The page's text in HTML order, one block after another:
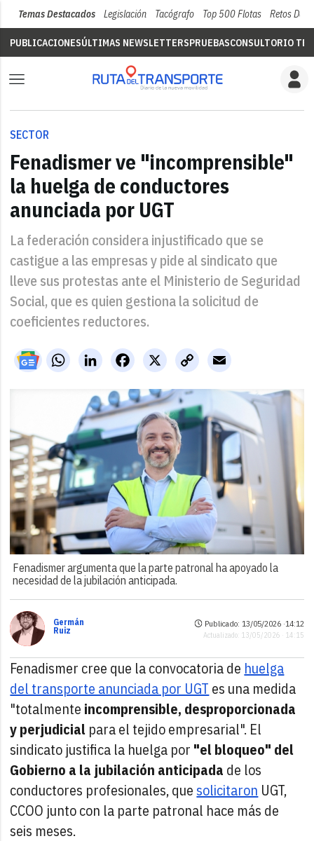
Temas Destacados Legislación Tacógrafo Top 500 Flotas Retos Del
PUBLICACIONESÚLTIMAS NEWSLETTERSPRUEBASCONSULTORIO
SECTOR
Fenadismer ve "incomprensible"
la huelga de conductores
anunciada por UGT
La federación considera injustificado que se
castigue a las empresas y pide al sindicato que
lleve sus protestas ante el Ministerio de Seguridad
Social, que es quien gestiona la solicitud de
coeficientes reductores.
WhatsAppLinkedIn X
Facebook
Copy
Link
Email
Fenadismer argumenta que la parte patronal ha apoyado la
necesidad de la jubilación anticipada.
Germán
Ruiz
Publicado: 13/05/2026 ·14:12
Actualizado: 13/05/2026 · 14:15
Fenadismer cree que la convocatoria de huelga
del transporte anunciada por UGT es una medida
"totalmente incomprensible, desproporcionada
y perjudicial para el tejido empresarial". El
sindicato justifica la huelga por "el bloqueo" del
Gobierno a la jubilación anticipada de los
conductores profesionales, que solicitaron UGT,
CCOO junto con la parte patronal hace más de
seis meses.